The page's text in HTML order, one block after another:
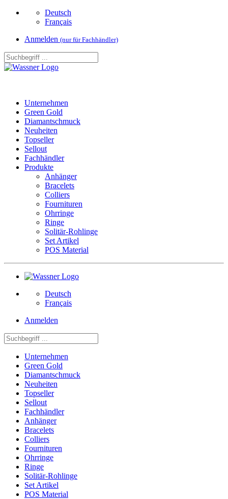
Deutsch
Français
Anmelden (nur für Fachhändler)
Unternehmen
Green Gold
Diamantschmuck
Neuheiten
Topseller
Sellout
Fachhändler
Produkte
Anhänger
Bracelets
Colliers
Fournituren
Ohrringe
Ringe
Solitär-Rohlinge
Set Artikel
POS Material
Deutsch
Français
Anmelden
Unternehmen
Green Gold
Diamantschmuck
Neuheiten
Topseller
Sellout
Fachhändler
Anhänger
Bracelets
Colliers
Fournituren
Ohrringe
Ringe
Solitär-Rohlinge
Set Artikel
POS Material